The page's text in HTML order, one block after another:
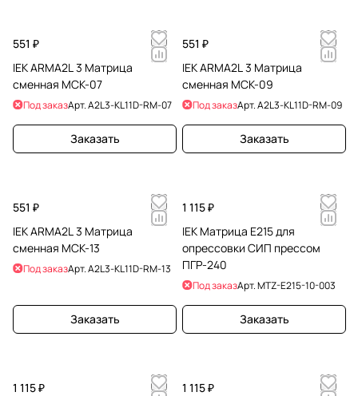
551 ₽
IEK ARMA2L 3 Матрица
сменная МСК-07
Под заказАрт.A2L3-KL11D-RM-07
Заказать
551 ₽
IEK ARMA2L 3 Матрица
сменная МСК-09
Под заказАрт.A2L3-KL11D-RM-09
Заказать
551 ₽
IEK ARMA2L 3 Матрица
сменная МСК-13
Под заказАрт.A2L3-KL11D-RM-13
Заказать
1 115 ₽
IEK Матрица E215 для
опрессовки СИП прессом
ПГР-240
Под заказАрт.MTZ-E215-10-003
Заказать
1 115 ₽
1 115 ₽